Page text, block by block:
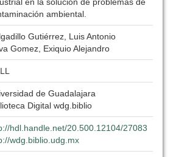
ambiental.
Gutiérrez, Luis Antonio
Gomez, Exiquio Alejandro
de Guadalajara
Digital wdg.biblio
hdl.handle.net/20.500.12104/27083
wdg.biblio.udg.mx